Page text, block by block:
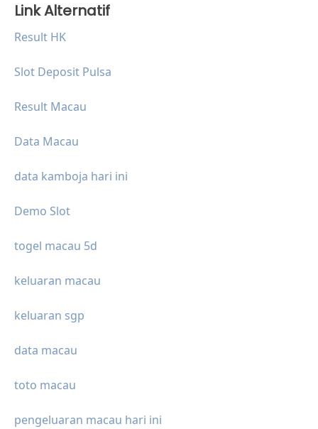
Link Alternatif
Result HK
Slot Deposit Pulsa
Result Macau
Data Macau
data kamboja hari ini
Demo Slot
togel macau 5d
keluaran macau
keluaran sgp
data macau
toto macau
pengeluaran macau hari ini